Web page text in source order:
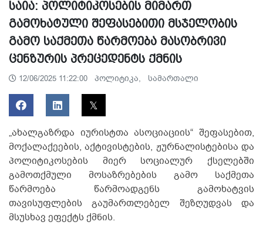
საია: პოლიტიკოსების მიმართ
გამოხატული შეფასებითი მსჯელობის
გამო საქმეთა წარმოება მასობრივი
ცენზურის პრეცედენტს ქმნის
12/06/2025 11:22:00 პოლიტიკა, სამართალი
„ახალგაზრდა იურისტთა ასოციაციის“ შეფასებით,
მოქალაქეების, აქტივისტების, ჟურნალისტებისა და
პოლიტიკოსების მიერ სოციალურ ქსელებში
გამოთქმული მოსაზრებების გამო საქმეთა
წარმოება წარმოადგენს გამოხატვის
თავისუფლების გაუმართლებელ შეზღუდვას და
მსუსხავ ეფექტს ქმნის.